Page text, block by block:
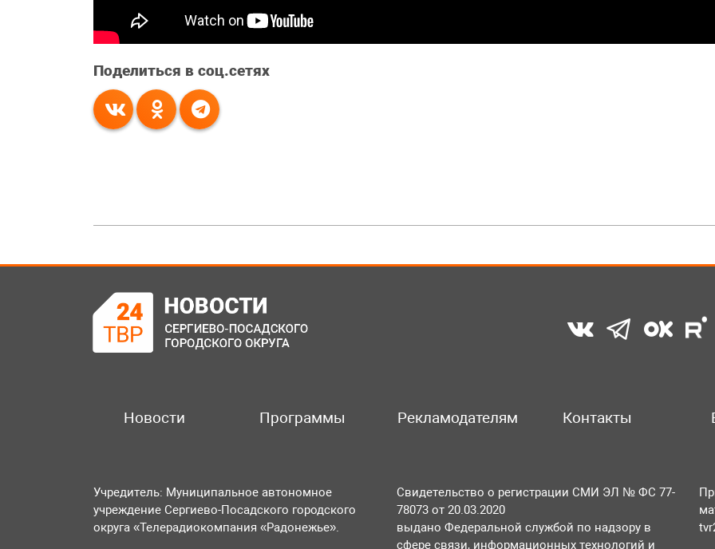
Поделиться в соц.сетях
Новости Программы Рекламодателям Контакты
Учредитель: Муниципальное автономное
учреждение Сергиево-Посадского городского
округа «Телерадиокомпания «Радонежье».
Свидетельство о регистрации СМИ ЭЛ № ФС 77-
78073 от 20.03.2020
выдано Федеральной службой по надзору в
сфере связи, информационных технологий и